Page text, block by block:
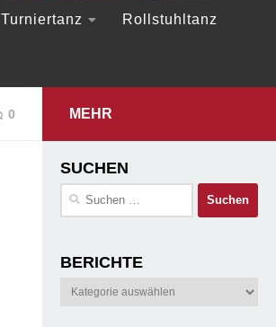
Turniertanz Rollstuhltanz
0 MEHR
SUCHEN
Suchen
BERICHTE
Berichte